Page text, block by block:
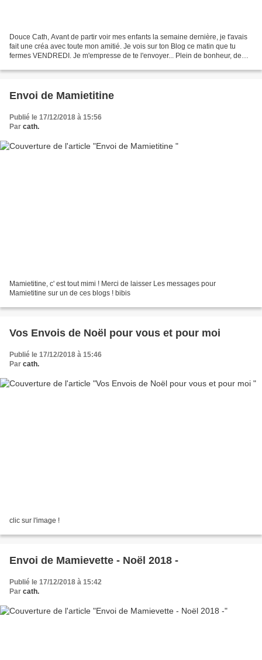
Douce Cath, Avant de partir voir mes enfants la semaine dernière, je t'avais
fait une créa avec toute mon amitié. Je vois sur ton Blog ce matin que tu
fermes VENDREDI. Je m'empresse de te l'envoyer... Plein de bonheur, de
Envoi de Mamietitine
Publié le 17/12/2018 à 15:56
Par cath.
Mamietitine, c' est tout mimi ! Merci de laisser Les messages pour
Mamietitine sur un de ces blogs ! bibis
Vos Envois de Noël pour vous et pour moi
Publié le 17/12/2018 à 15:46
Par cath.
clic sur l'image !
Envoi de Mamievette - Noël 2018 -
Publié le 17/12/2018 à 15:42
Par cath.